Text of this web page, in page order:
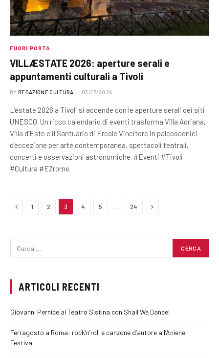
FUORI PORTA
VILLÆSTATE 2026: aperture serali e
appuntamenti culturali a Tivoli
BY REDAZIONE CULTURA 03/07/2026
L’estate 2026 a Tivoli si accende con le aperture serali dei siti
UNESCO. Un ricco calendario di eventi trasforma Villa Adriana,
Villa d’Este e il Santuario di Ercole Vincitore in palcoscenici
d’eccezione per arte contemporanea, spettacoli teatrali,
concerti e osservazioni astronomiche. #Eventi #Tivoli
#Cultura #EZrome
Previous
1 2 3 4 5 24 Next
ARTICOLI RECENTI
Giovanni Pernice al Teatro Sistina con Shall We Dance!
Ferragosto a Roma: rock’n’roll e canzone d’autore all’Aniene
Festival